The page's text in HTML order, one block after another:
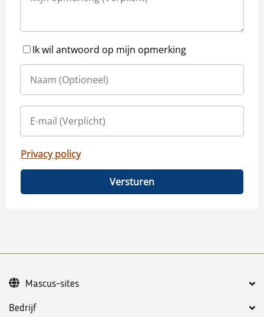
Ik wil antwoord op mijn opmerking
Privacy policy
Versturen
Bedrijf
Mascus-sites